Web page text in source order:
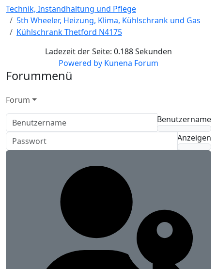
Technik, Instandhaltung und Pflege
5th Wheeler, Heizung, Klima, Kühlschrank und Gas
Kühlschrank Thetford N4175
Ladezeit der Seite: 0.188 Sekunden
Powered by Kunena Forum
Forummenü
Forum
Benutzername
Anzeigen